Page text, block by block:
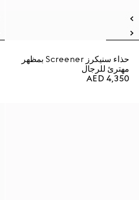
حذاء سنيكرز Screener بمظهر
مهترئ للرجال
AED 4,350